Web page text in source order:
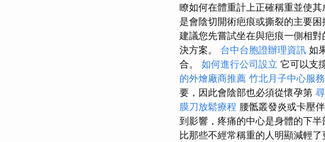
瞭如何在體重計上正確稱重並使
是會陰切開術疤痕或撕裂的主要困
建議您先嘗試坐在與疤痕一側相
決方案。 台中台胞證辦理資訊 如
合。 如何進行公司設立 它可以支
的外燴廠商推薦 竹北月子中心服
要，因此會陰部也必須從懷孕第
膜刀放鬆療程 腰骶叢發炎或卡壓
到影響，疼痛的中心是身體的下
比那些不經常稱重的人明顯減輕